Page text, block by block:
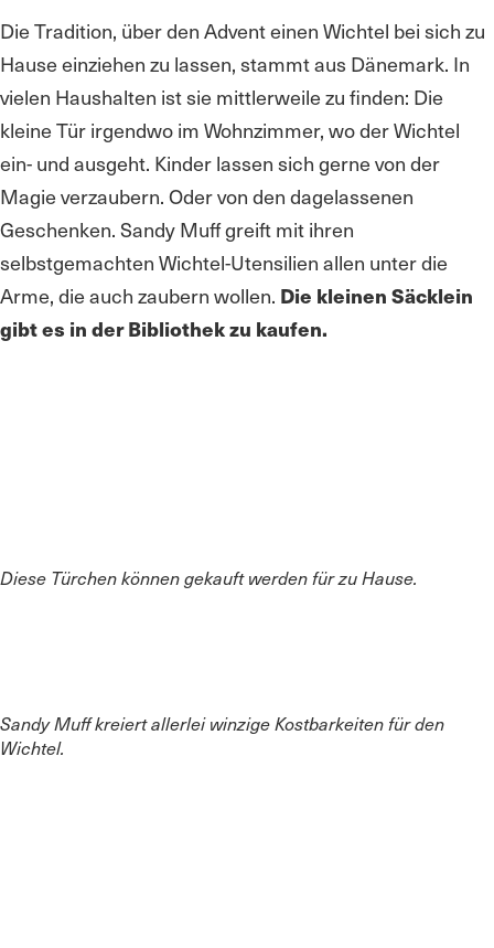
Die Tradition, über den Advent einen Wichtel bei sich zu
Hause einziehen zu lassen, stammt aus Dänemark. In
vielen Haushalten ist sie mittlerweile zu finden: Die
kleine Tür irgendwo im Wohnzimmer, wo der Wichtel
ein- und ausgeht. Kinder lassen sich gerne von der
Magie verzaubern. Oder von den dagelassenen
Geschenken. Sandy Muff greift mit ihren
selbstgemachten Wichtel-Utensilien allen unter die
Arme, die auch zaubern wollen. Die kleinen Säcklein
gibt es in der Bibliothek zu kaufen.
Diese Türchen können gekauft werden für zu Hause.
Sandy Muff kreiert allerlei winzige Kostbarkeiten für den
Wichtel.